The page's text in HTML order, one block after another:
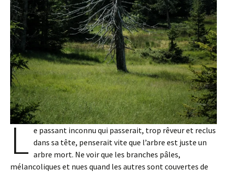
L e passant inconnu qui passerait, trop rêveur et reclus
dans sa tête, penserait vite que l’arbre est juste un
arbre mort. Ne voir que les branches pâles,
mélancoliques et nues quand les autres sont couvertes de